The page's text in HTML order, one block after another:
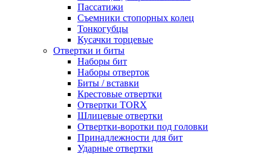
Пассатижи
Съемники стопорных колец
Тонкогубцы
Кусачки торцевые
Отвертки и биты
Наборы бит
Наборы отверток
Биты / вставки
Крестовые отвертки
Отвертки TORX
Шлицевые отвертки
Отвертки-воротки под головки
Принадлежности для бит
Ударные отвертки